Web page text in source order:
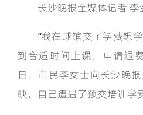
长沙晚报全媒体记者 李
“我在球馆交了学费想学
到合适时间上课，申请退
日，市民李女士向长沙晚
映，自己遭遇了预交培训学